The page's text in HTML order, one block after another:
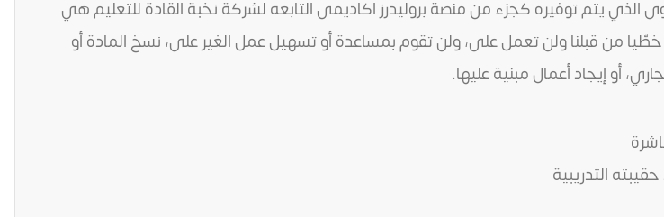
يتم توفيره كجزء من منصة بروليدرز اكاديمى التابعه لشركة نخبة القادة للتعليم هي
من قبلنا ولن تعمل على، ولن تقوم بمساعدة أو تسهيل عمل الغير على، نسخ المادة أو
أو إيجاد أعمال مبنية عليها.
التدريبية